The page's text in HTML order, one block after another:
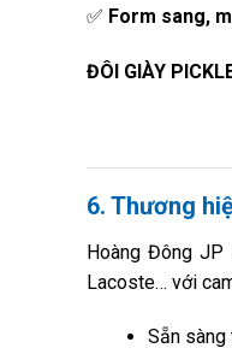
✅ Form sang,
ĐÔI GIÀY
6. Thương
Hoàng Đông JP
Lacoste… với
Sẵn